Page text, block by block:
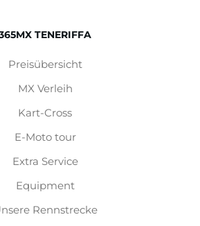
TENERIFFA
Preisübersicht
MX Verleih
Kart-Cross
E-Moto tour
Extra Service
Equipment
Rennstrecke